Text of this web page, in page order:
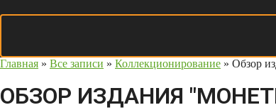
Главная » Все записи » Коллекционирование » Обзор
ОБЗОР ИЗДАНИЯ